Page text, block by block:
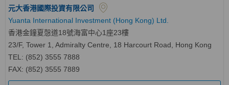
元大香港國際投資有限公司
Yuanta International Investment (Hong Kong) Ltd.
香港金鐘夏愨道18號海富中心1座23樓
23/F, Tower 1, Admiralty Centre, 18 Harcourt Road, Hong Kong
TEL: (852) 3555 7888
FAX: (852) 3555 7889